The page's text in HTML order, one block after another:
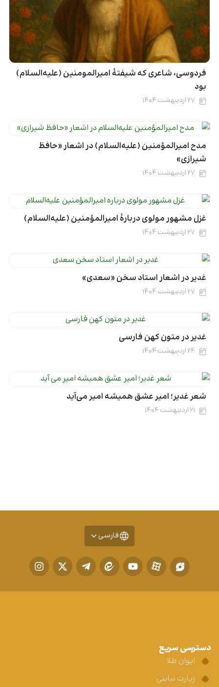
فردوسی، شاعری که شیفتۀ امیرالمومنین (علیه‌السلام)
بود
۲۷ اردیبهشت ۱۴۰۴
مدح امیرالمؤمنین (علیه‌السلام) در اشعار «حافظ
شیرازی»
۲۷ اردیبهشت ۱۴۰۴
غزل مشهور مولوی دربارۀ امیرالمؤمنین (علیه‌السلام)
۲۷ اردیبهشت ۱۴۰۴
غدیر در اشعار استاد سخن «سعدی»
۲۷ اردیبهشت ۱۴۰۴
غدیر در متون کهن فارسی
۲۴ اردیبهشت ۱۴۰۴
شعر غدیر؛ امیر عشق همیشه امیر می‌آید
۲۱ اردیبهشت ۱۴۰۴
فارسی
دسترسی سریع
ایوان طلا
زیارت نیابتی